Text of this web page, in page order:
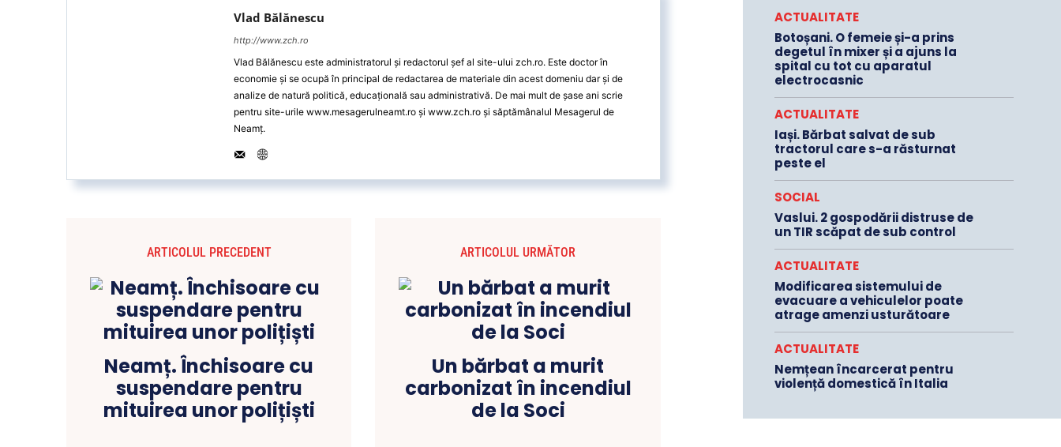
Vlad Bălănescu
http://www.zch.ro
Vlad Bălănescu este administratorul și redactorul șef al site-ului zch.ro. Este doctor în
economie și se ocupă în principal de redactarea de materiale din acest domeniu dar și de
analize de natură politică, educațională sau administrativă. De mai mult de șase ani scrie
pentru site-urile www.mesagerulneamt.ro și www.zch.ro și săptămânalul Mesagerul de
Neamț.
ARTICOLUL PRECEDENT
Neamț. Închisoare cu
suspendare pentru
mituirea unor polițiști
ARTICOLUL URMĂTOR
Un bărbat a murit
carbonizat în incendiul
de la Soci
ACTUALITATE
Botoșani. O femeie și-a prins
degetul în mixer și a ajuns la
spital cu tot cu aparatul
electrocasnic
ACTUALITATE
Iași. Bărbat salvat de sub
tractorul care s-a răsturnat
peste el
SOCIAL
Vaslui. 2 gospodării distruse de
un TIR scăpat de sub control
ACTUALITATE
Modificarea sistemului de
evacuare a vehiculelor poate
atrage amenzi usturătoare
ACTUALITATE
Nemțean încarcerat pentru
violență domestică în Italia